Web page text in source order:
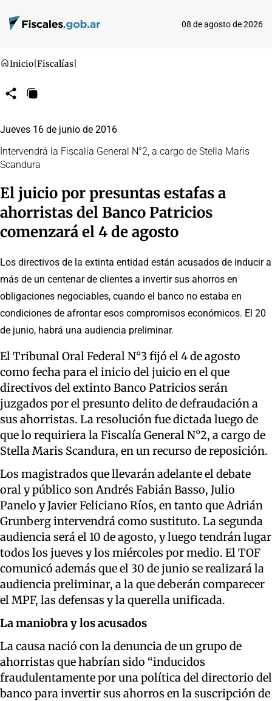
08 de agosto de 2026
Inicio Fiscalías
CompartirCopiar
Jueves 16 de junio de 2016
Intervendrá la Fiscalía General N°2, a cargo de Stella Maris
Scandura
El juicio por presuntas estafas a
ahorristas del Banco Patricios
comenzará el 4 de agosto
Los directivos de la extinta entidad están acusados de inducir a
más de un centenar de clientes a invertir sus ahorros en
obligaciones negociables, cuando el banco no estaba en
condiciones de afrontar esos compromisos económicos. El 20
de junio, habrá una audiencia preliminar.
El Tribunal Oral Federal N°3 fijó el 4 de agosto
como fecha para el inicio del juicio en el que
directivos del extinto Banco Patricios serán
juzgados por el presunto delito de defraudación a
sus ahorristas. La resolución fue dictada luego de
que lo requiriera la Fiscalía General N°2, a cargo de
Stella Maris Scandura, en un recurso de reposición.
Los magistrados que llevarán adelante el debate
oral y público son Andrés Fabián Basso, Julio
Panelo y Javier Feliciano Ríos, en tanto que Adrián
Grunberg intervendrá como sustituto. La segunda
audiencia será el 10 de agosto, y luego tendrán lugar
todos los jueves y los miércoles por medio. El TOF
comunicó además que el 30 de junio se realizará la
audiencia preliminar, a la que deberán comparecer
el MPF, las defensas y la querella unificada.
La maniobra y los acusados
La causa nació con la denuncia de un grupo de
ahorristas que habrían sido “inducidos
fraudulentamente por una política del directorio del
banco para invertir sus ahorros en la suscripción de